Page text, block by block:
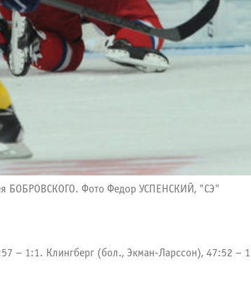
БОБРОВСКОГО. Фото Федор УСПЕНСКИЙ, "СЭ"
– 1:1. Клингберг (бол., Экман-Ларссон), 47:52